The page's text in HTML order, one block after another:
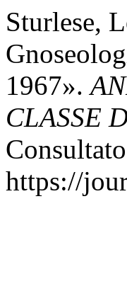
Sturlese,
1967».
CLASSE
https://